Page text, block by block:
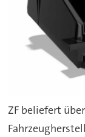
ZF beliefert